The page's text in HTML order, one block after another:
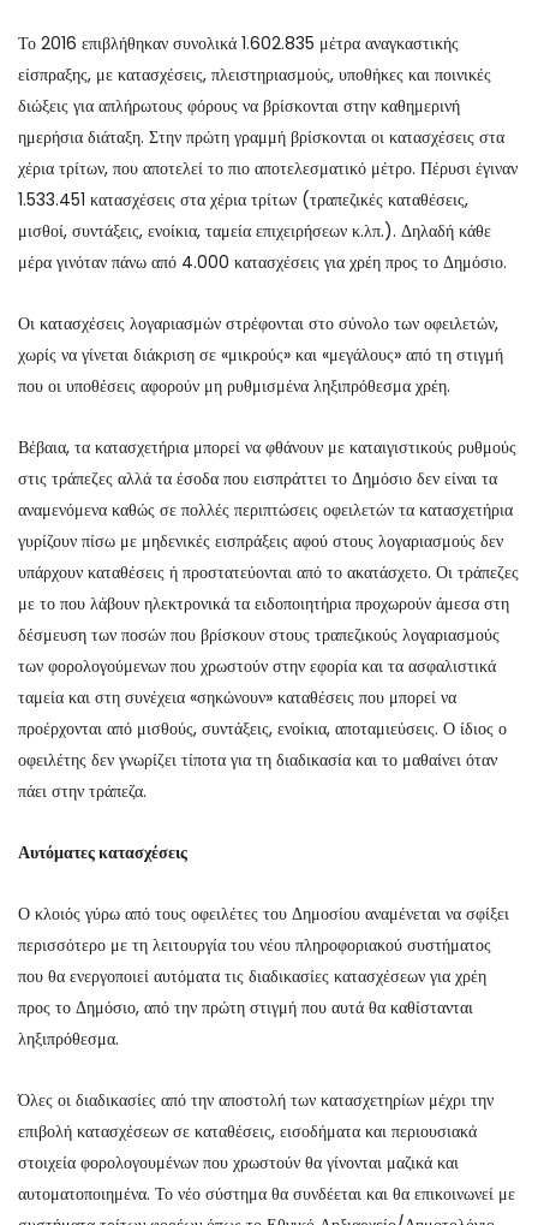
Το 2016 επιβλήθηκαν συνολικά 1.602.835 μέτρα αναγκαστικής
είσπραξης, με κατασχέσεις, πλειστηριασμούς, υποθήκες και ποινικές
διώξεις για απλήρωτους φόρους να βρίσκονται στην καθημερινή
ημερήσια διάταξη. Στην πρώτη γραμμή βρίσκονται οι κατασχέσεις στα
χέρια τρίτων, που αποτελεί το πιο αποτελεσματικό μέτρο. Πέρυσι έγιναν
1.533.451 κατασχέσεις στα χέρια τρίτων (τραπεζικές καταθέσεις,
μισθοί, συντάξεις, ενοίκια, ταμεία επιχειρήσεων κ.λπ.). Δηλαδή κάθε
μέρα γινόταν πάνω από 4.000 κατασχέσεις για χρέη προς το Δημόσιο.
Οι κατασχέσεις λογαριασμών στρέφονται στο σύνολο των οφειλετών,
χωρίς να γίνεται διάκριση σε «μικρούς» και «μεγάλους» από τη στιγμή
που οι υποθέσεις αφορούν μη ρυθμισμένα ληξιπρόθεσμα χρέη.
Βέβαια, τα κατασχετήρια μπορεί να φθάνουν με καταιγιστικούς ρυθμούς
στις τράπεζες αλλά τα έσοδα που εισπράττει το Δημόσιο δεν είναι τα
αναμενόμενα καθώς σε πολλές περιπτώσεις οφειλετών τα κατασχετήρια
γυρίζουν πίσω με μηδενικές εισπράξεις αφού στους λογαριασμούς δεν
υπάρχουν καταθέσεις ή προστατεύονται από το ακατάσχετο. Οι τράπεζες
με το που λάβουν ηλεκτρονικά τα ειδοποιητήρια προχωρούν άμεσα στη
δέσμευση των ποσών που βρίσκουν στους τραπεζικούς λογαριασμούς
των φορολογούμενων που χρωστούν στην εφορία και τα ασφαλιστικά
ταμεία και στη συνέχεια «σηκώνουν» καταθέσεις που μπορεί να
προέρχονται από μισθούς, συντάξεις, ενοίκια, αποταμιεύσεις. Ο ίδιος ο
οφειλέτης δεν γνωρίζει τίποτα για τη διαδικασία και το μαθαίνει όταν
πάει στην τράπεζα.
Αυτόματες κατασχέσεις
Ο κλοιός γύρω από τους οφειλέτες του Δημοσίου αναμένεται να σφίξει
περισσότερο με τη λειτουργία του νέου πληροφοριακού συστήματος
που θα ενεργοποιεί αυτόματα τις διαδικασίες κατασχέσεων για χρέη
προς το Δημόσιο, από την πρώτη στιγμή που αυτά θα καθίστανται
ληξιπρόθεσμα.
Όλες οι διαδικασίες από την αποστολή των κατασχετηρίων μέχρι την
επιβολή κατασχέσεων σε καταθέσεις, εισοδήματα και περιουσιακά
στοιχεία φορολογουμένων που χρωστούν θα γίνονται μαζικά και
αυτοματοποιημένα. Το νέο σύστημα θα συνδέεται και θα επικοινωνεί με